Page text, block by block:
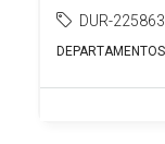
DUR-225863
DEPARTAMENTOS